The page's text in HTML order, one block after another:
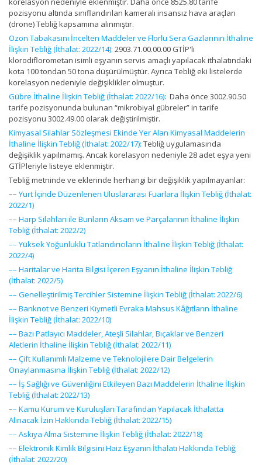
pozisyonu altında sınıflandırılan kameralı insansız hava araçları
(drone) Tebliğ kapsamına alınmıştır.
Ozon Tabakasını İncelten Maddeler ve Florlu Sera Gazlarının İthaline
İlişkin Tebliğ (İthalat: 2022/14): 2903.71.00.00.00 GTİP'li
klorodiflorometan isimli eşyanın servis amaçlı yapılacak ithalatındaki
kota 100 tondan 50 tona düşürülmüştür. Ayrıca Tebliğ eki listelerde
korelasyon nedeniyle değişiklikler olmuştur.
Gübre İthaline İlişkin Tebliğ (İthalat: 2022/16): Daha önce 3002.90.50
tarife pozisyonunda bulunan “mikrobiyal gübreler” in tarife
pozisyonu 3002.49.00 olarak değiştirilmiştir.
Kimyasal Silahlar Sözleşmesi Ekinde Yer Alan Kimyasal Maddelerin
İthaline İlişkin Tebliğ (İthalat: 2022/17): Tebliğ uygulamasında
değişiklik yapılmamış. Ancak korelasyon nedeniyle 28 adet eşya yeni
GTİPleriyle listeye eklenmiştir.
Tebliğ metninde ve eklerinde herhangi bir değişiklik yapılmayanlar:
–– Yurt İçinde Düzenlenen Uluslararası Fuarlara İlişkin Tebliğ (İthalat:
2022/1)
–– Harp Silahları ile Bunların Aksam ve Parçalarının İthaline İlişkin
Tebliğ (İthalat: 2022/2)
–– Yüksek Yoğunluklu Tatlandırıcıların İthaline İlişkin Tebliğ (İthalat:
2022/4)
–– Haritalar ve Harita Bilgisi İçeren Eşyanın İthaline İlişkin Tebliğ
(İthalat: 2022/5)
–– Genelleştirilmiş Tercihler Sistemine İlişkin Tebliğ (İthalat: 2022/6)
–– Banknot ve Benzeri Kıymetli Evraka Mahsus Kâğıtların İthaline
İlişkin Tebliğ (İthalat: 2022/10)
–– Bazı Patlayıcı Maddeler, Ateşli Silahlar, Bıçaklar ve Benzeri
Aletlerin İthaline İlişkin Tebliğ (İthalat: 2022/11)
–– Çift Kullanımlı Malzeme ve Teknolojilere Dair Belgelerin
Onaylanmasına İlişkin Tebliğ (İthalat: 2022/12)
–– İş Sağlığı ve Güvenliğini Etkileyen Bazı Maddelerin İthaline İlişkin
Tebliğ (İthalat: 2022/13)
–– Kamu Kurum ve Kuruluşları Tarafından Yapılacak İthalatta
Alınacak İzin Hakkında Tebliğ (İthalat: 2022/15)
–– Askıya Alma Sistemine İlişkin Tebliğ (İthalat: 2022/18)
–– Elektronik Kimlik Bilgisini Haiz Eşyanın İthalatı Hakkında Tebliğ
(İthalat: 2022/20)